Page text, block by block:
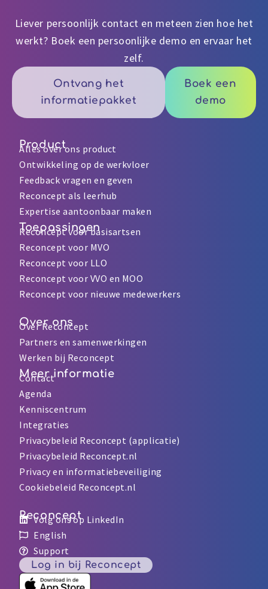
Liever persoonlijk contact en meteen zien hoe het
werkt? Boek een persoonlijke demo en ervaar het
zelf.
Ontvang het
informatiepakket
Boek een
demo
Product
Alles over ons product
Ontwikkeling op de werkvloer
Feedback vragen en geven
Reconcept als leerhub
Expertise aantoonbaar maken
Toepassingen
Reconcept voor basisartsen
Reconcept voor MVO
Reconcept voor LLO
Reconcept voor VVO en MOO
Reconcept voor nieuwe medewerkers
Over ons
Over Reconcept
Partners en samenwerkingen
Werken bij Reconcept
Meer informatie
Contact
Agenda
Kenniscentrum
Integraties
Privacybeleid Reconcept (applicatie)
Privacybeleid Reconcept.nl
Privacy en informatiebeveiliging
Cookiebeleid Reconcept.nl
Reconcept
Volg ons op LinkedIn
English
Support
Log in bij Reconcept